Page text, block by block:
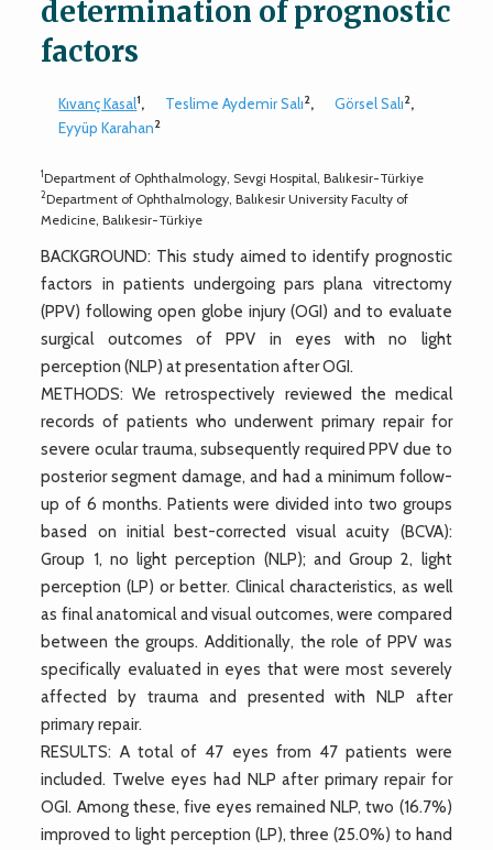
determination of prognostic
factors
Kıvanç Kasal1, Teslime Aydemir Salı2, Görsel Salı2,
Eyyüp Karahan2
1Department of Ophthalmology, Sevgi Hospital, Balıkesir-Türkiye
2Department of Ophthalmology, Balıkesir University Faculty of
Medicine, Balıkesir-Türkiye
BACKGROUND: This study aimed to identify prognostic
factors in patients undergoing pars plana vitrectomy
(PPV) following open globe injury (OGI) and to evaluate
surgical outcomes of PPV in eyes with no light
perception (NLP) at presentation after OGI.
METHODS: We retrospectively reviewed the medical
records of patients who underwent primary repair for
severe ocular trauma, subsequently required PPV due to
posterior segment damage, and had a minimum follow-
up of 6 months. Patients were divided into two groups
based on initial best-corrected visual acuity (BCVA):
Group 1, no light perception (NLP); and Group 2, light
perception (LP) or better. Clinical characteristics, as well
as final anatomical and visual outcomes, were compared
between the groups. Additionally, the role of PPV was
specifically evaluated in eyes that were most severely
affected by trauma and presented with NLP after
primary repair.
RESULTS: A total of 47 eyes from 47 patients were
included. Twelve eyes had NLP after primary repair for
OGI. Among these, five eyes remained NLP, two (16.7%)
improved to light perception (LP), three (25.0%) to hand